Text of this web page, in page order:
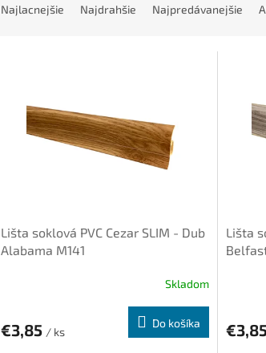
Najlacnejšie Najdrahšie Najpredávanejšie
Lišta soklová PVC Cezar SLIM - Dub
Alabama M141
Skladom
€3,85 / ks
Do košíka
Lišta